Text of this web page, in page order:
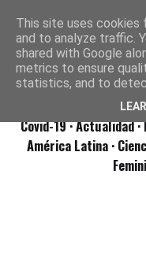
Covid-19· Actualidad
América Latina ·
This site uses cookies
and to analyze traffic.
shared with Google
metrics to ensure
statistics, and to